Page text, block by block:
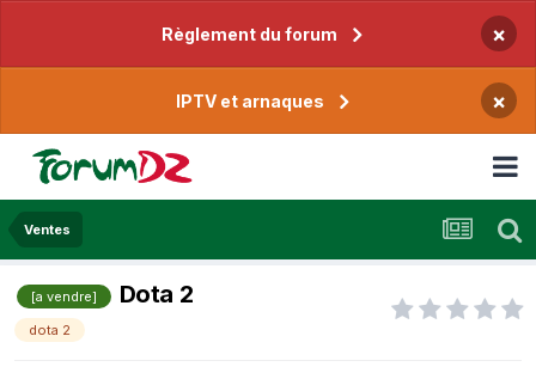
Règlement du forum ×
IPTV et arnaques ×
Ventes
[a vendre] Dota 2
dota 2